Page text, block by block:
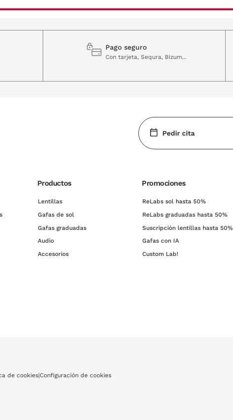
Pago seguro
Con tarjeta, Sequra, Bizum...
Pedir cita
Productos
Lentillas
Gafas de sol
Gafas graduadas
Audio
Accesorios
Promociones
ReLabs sol hasta 50%
ReLabs graduadas hasta 50%
Suscripción lentillas hasta 50%
Gafas con IA
Custom Lab!
de cookies|Configuración de cookies